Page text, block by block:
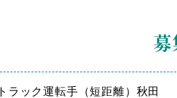
募
トラック運転手（短距離）秋田